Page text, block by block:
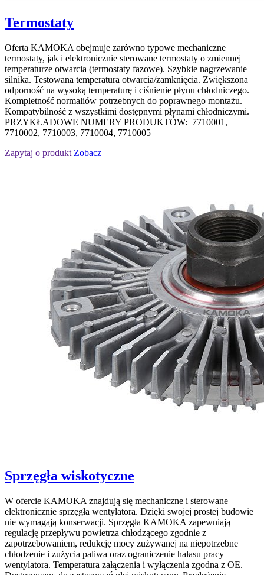
Termostaty
Oferta KAMOKA obejmuje zarówno typowe mechaniczne
termostaty, jak i elektronicznie sterowane termostaty o zmiennej
temperaturze otwarcia (termostaty fazowe). Szybkie nagrzewanie
silnika. Testowana temperatura otwarcia/zamknięcia. Zwiększona
odporność na wysoką temperaturę i ciśnienie płynu chłodniczego.
Kompletność normaliów potrzebnych do poprawnego montażu.
Kompatybilność z wszystkimi dostępnymi płynami chłodniczymi.
PRZYKŁADOWE NUMERY PRODUKTÓW: 7710001,
7710002, 7710003, 7710004, 7710005
Zapytaj o produkt Zobacz
Sprzęgła wiskotyczne
W ofercie KAMOKA znajdują się mechaniczne i sterowane
elektronicznie sprzęgła wentylatora. Dzięki swojej prostej budowie
nie wymagają konserwacji. Sprzęgła KAMOKA zapewniają
regulację przepływu powietrza chłodzącego zgodnie z
zapotrzebowaniem, redukcję mocy zużywanej na niepotrzebne
chłodzenie i zużycia paliwa oraz ograniczenie hałasu pracy
wentylatora. Temperatura załączenia i wyłączenia zgodna z OE.